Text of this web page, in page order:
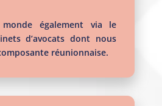
également via le
d’avocats dont nous
réunionnaise.